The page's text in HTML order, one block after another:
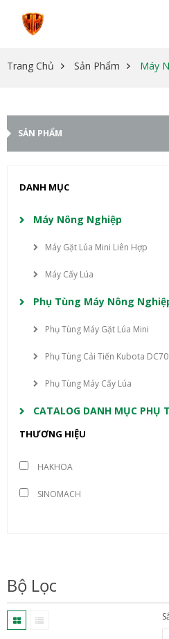
Trang Chủ Sản Phẩm Máy
SẢN PHẨM
DANH MỤC
Máy Nông Nghiệp
Máy Gặt Lúa Mini Liên Hợp
Máy Cấy Lúa
Phụ Tùng Máy Nông
Phụ Tùng Máy Gặt Lúa Mini
Phụ Tùng Cải Tiến Kubota DC70
Phụ Tùng Máy Cấy Lúa
CATALOG DANH MỤC PHỤ
THƯƠNG HIỆU
HAKHOA
SINOMACH
Bộ Lọc